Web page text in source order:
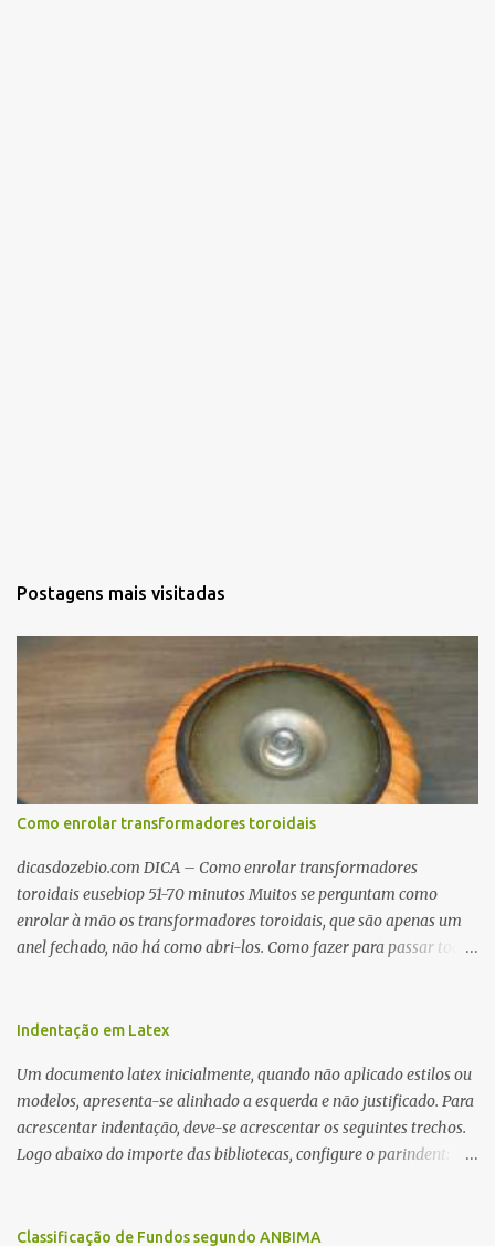
Postagens mais visitadas
Como enrolar transformadores toroidais
dicasdozebio.com DICA – Como enrolar transformadores
toroidais eusebiop 51-70 minutos Muitos se perguntam como
enrolar à mão os transformadores toroidais, que são apenas um
anel fechado, não há como abri-los. Como fazer para passar toda
utilizadas para automatizar a bobinagem de grandes e pequenos
dos núcleos e dos transformadores toroidais e como foram
desmontados dois deles. Características dos transformadores
toroidais Os transformadores toroidais tem aparecido cada vez
mais em circuitos eletrônicos, pois apresentam algumas
é baixíssima ao redor do transformador, o que perm...
Indentação em Latex
Um documento latex inicialmente, quando não aplicado estilos ou
modelos, apresenta-se alinhado a esquerda e não justificado. Para
acrescentar indentação, deve-se acrescentar os seguintes trechos.
Logo abaixo do importe das bibliotecas, configure o parindent:
{1cm plus 4mm minus 3mm} Para indentar um paragrafo
Classificação de Fundos segundo ANBIMA